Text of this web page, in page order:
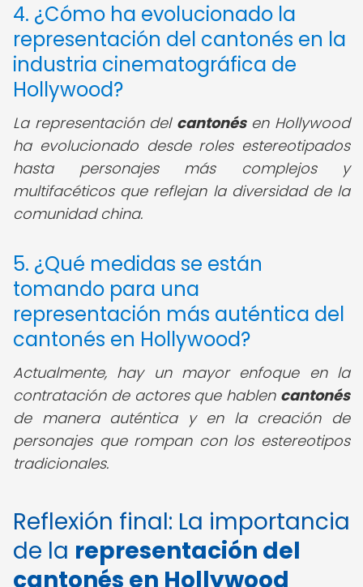
4. ¿Cómo ha evolucionado la
representación del cantonés en la
industria cinematográfica de
Hollywood?
La representación del cantonésen Hollywood
ha evolucionado desde roles estereotipados
hasta personajes más complejos y
multifacéticos que reflejan la diversidad de la
comunidad china.
5. ¿Qué medidas se están
tomando para una
representación más auténtica del
cantonés en Hollywood?
Actualmente, hay un mayor enfoque en la
contratación de actores que hablen cantonés
de manera auténtica y en la creación de
personajes que rompan con los estereotipos
tradicionales.
Reflexión final: La importancia
de la representación del
cantonés en Hollywood